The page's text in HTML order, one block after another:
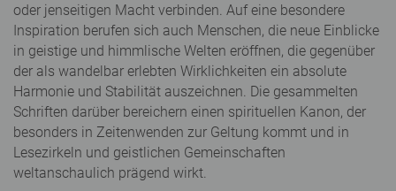
oder jenseitigen Macht verbinden. Auf eine besondere
Inspiration berufen sich auch Menschen, die neue Einblicke
in geistige und himmlische Welten eröffnen, die gegenüber
der als wandelbar erlebten Wirklichkeiten ein absolute
Harmonie und Stabilität auszeichnen. Die gesammelten
Schriften darüber bereichern einen spirituellen Kanon, der
besonders in Zeitenwenden zur Geltung kommt und in
Lesezirkeln und geistlichen Gemeinschaften
weltanschaulich prägend wirkt.